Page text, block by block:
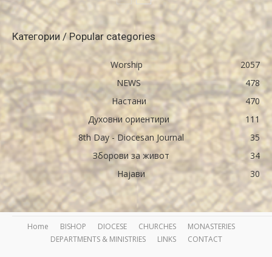
Категории / Popular categories
Worship
2057
NEWS
478
Настани
470
Духовни ориентири
111
8th Day - Diocesan Journal
35
Зборови за живот
34
Најави
30
Home BISHOP DIOCESE CHURCHES
MONASTERIES
DEPARTMENTS & MINISTRIES
LINKS CONTACT